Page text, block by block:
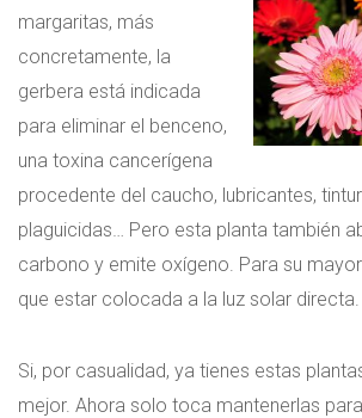
margaritas, más
concretamente, la
gerbera está indicada
para eliminar el benceno,
una toxina cancerígena
procedente del caucho, lubricantes,
plaguicidas… Pero esta planta también
carbono y emite oxígeno. Para su
que estar colocada a la luz solar directa.
Si, por casualidad, ya tienes estas
mejor. Ahora solo toca mantenerlas